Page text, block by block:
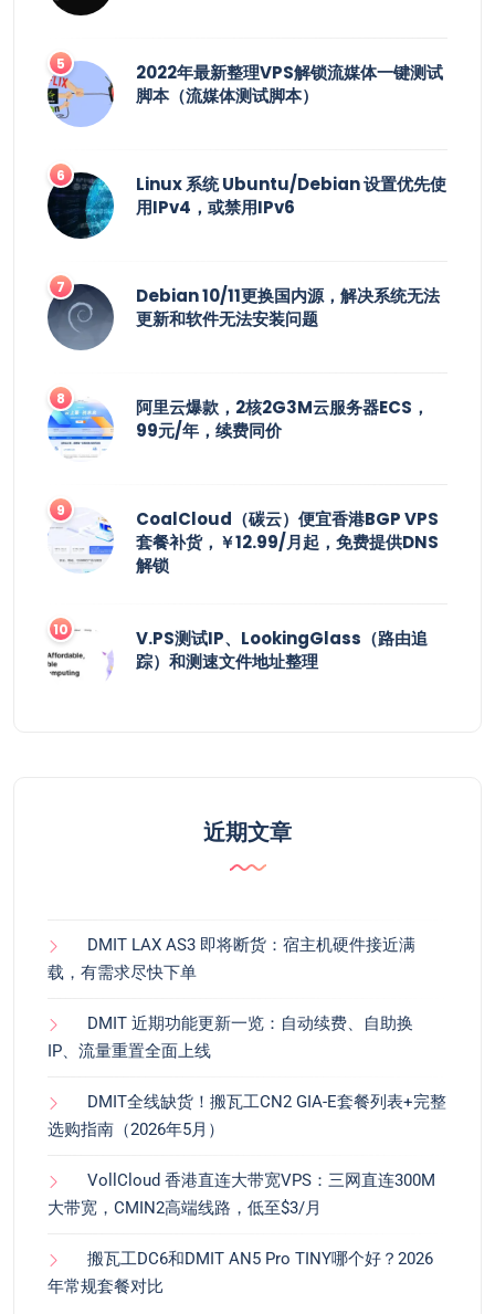
2022年最新整理VPS解锁流媒体一键测试
脚本（流媒体测试脚本）
Linux 系统 Ubuntu/Debian 设置优先使
用IPv4，或禁用IPv6
Debian 10/11更换国内源，解决系统无法
更新和软件无法安装问题
阿里云爆款，2核2G3M云服务器ECS，
99元/年，续费同价
CoalCloud（碳云）便宜香港BGP VPS
套餐补货，￥12.99/月起，免费提供DNS
解锁
V.PS测试IP、LookingGlass（路由追
踪）和测速文件地址整理
近期文章
DMIT LAX AS3 即将断货：宿主机硬件接近满
载，有需求尽快下单
DMIT 近期功能更新一览：自动续费、自助换
IP、流量重置全面上线
DMIT全线缺货！搬瓦工CN2 GIA-E套餐列表+完整
选购指南（2026年5月）
VollCloud 香港直连大带宽VPS：三网直连300M
大带宽，CMIN2高端线路，低至$3/月
搬瓦工DC6和DMIT AN5 Pro TINY哪个好？2026
年常规套餐对比